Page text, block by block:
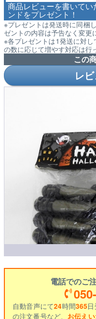
商品レビューを書いてい
ンドをプレゼント！
※プレゼントは発送時に同梱
ゼントの内容は予告なく変更
※各プレゼントは1発送に対
の数に応じて増やす対応は行
この
レ
電話でのご
自動音声にて24時間365
の注文番号など、 お伝え